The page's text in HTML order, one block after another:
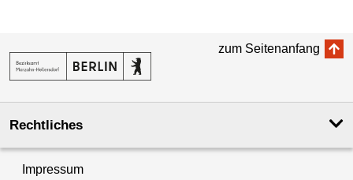
zum Seitenanfang
Rechtliches
Impressum